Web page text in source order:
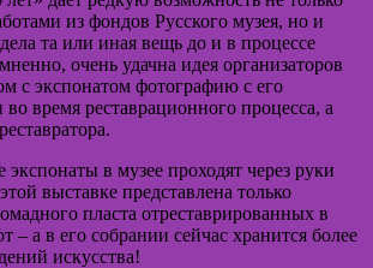
из фондов Русского музея, но и
та или иная вещь до и в процессе
очень удачна идея организаторов
с экспонатом фотографию с его
время реставрационного процесса, а
в музее проходят через руки
выставке представлена только
пласта отреставрированных в
– а в его собрании сейчас хранится более
искусства!